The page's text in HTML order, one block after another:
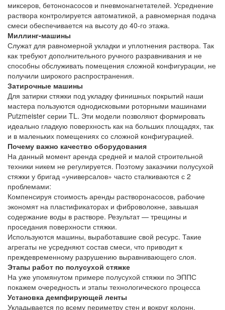
миксеров, бетононасосов и пневмонагнетателей. Усреднение
раствора контролируется автоматикой, а равномерная подача
смеси обеспечивается на высоту до 40-го этажа.
Миллинг-машины
Служат для равномерной укладки и уплотнения раствора. Так
как требуют дополнительного ручного разравнивания и не
способны обслуживать помещения сложной конфигурации, не
получили широкого распространения.
Затирочные машины
Для затирки стяжки под укладку финишных покрытий наши
мастера пользуются однодисковыми роторными машинами
Putzmeister серии TL. Эти модели позволяют формировать
идеально гладкую поверхность как на больших площадях, так
и в маленьких помещениях со сложной конфигурацией.
Почему важно качество оборудования
На данный момент аренда средней и малой строительной
техники никем не регулируется. Поэтому заказчики полусухой
стяжки у бригад «универсалов» часто сталкиваются с 2
проблемами:
Компенсируя стоимость аренды растворонасосов, рабочие
экономят на пластификаторах и фиброволокне, завышая
содержание воды в растворе. Результат — трещины и
проседания поверхности стяжки.
Используются машины, выработавшие свой ресурс. Такие
агрегаты не усредняют состав смеси, что приводит к
преждевременному разрушению выравнивающего слоя.
Этапы работ по полусухой стяжке
На уже упомянутом примере полусухой стяжки по ЭППС
покажем очередность и этапы технологического процесса
Установка демпфирующей ленты
Укладывается по всему периметру стен и вокруг колонн.